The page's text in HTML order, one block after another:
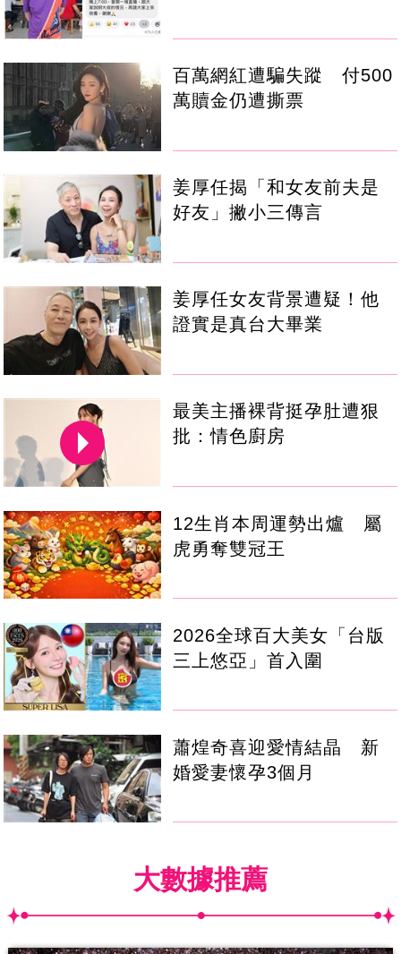
百萬網紅遭騙失蹤 付500
萬贖金仍遭撕票
姜厚任揭「和女友前夫是
好友」撇小三傳言
姜厚任女友背景遭疑！他
證實是真台大畢業
最美主播裸背挺孕肚遭狠
批：情色廚房
12生肖本周運勢出爐 屬
虎勇奪雙冠王
2026全球百大美女「台版
三上悠亞」首入圍
蕭煌奇喜迎愛情結晶 新
婚愛妻懷孕3個月
大數據推薦